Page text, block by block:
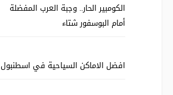
الكومبير الحار.. وجبة العرب المفضلة
أمام البوسفور شتاء
افضل الاماكن السياحية في اسطنبول